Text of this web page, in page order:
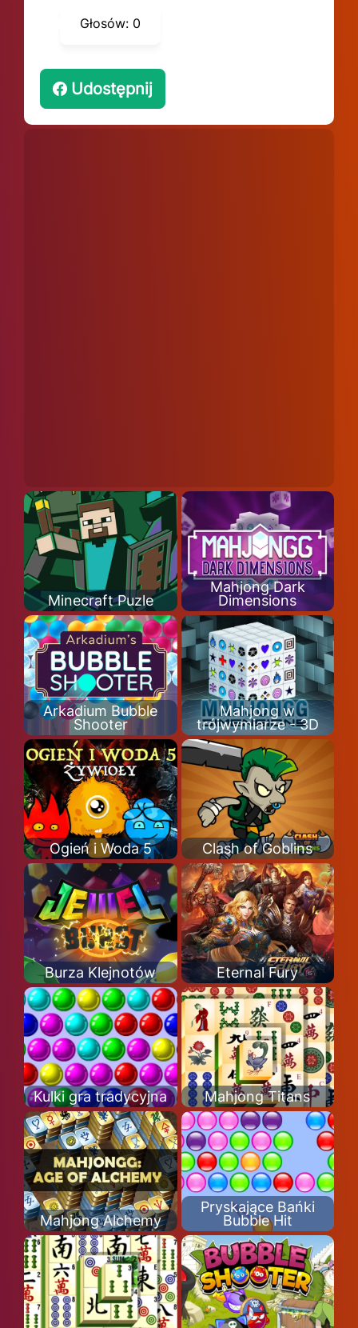
Głosów: 0
Udostępnij
Minecraft Puzle
Mahjong Dark
Dimensions
Arkadium Bubble
Shooter
Mahjong w
trójwymiarze - 3D
Ogień i Woda 5 Clash of Goblins
Burza Klejnotów Eternal Fury
Kulki gra tradycyjna Mahjong Titans
Mahjong Alchemy
Pryskające Bańki
Bubble Hit